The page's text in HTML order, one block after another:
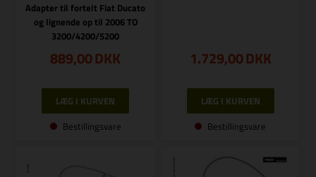
Adapter til fortelt Fiat Ducato
og lignende op til 2006 TO
3200/4200/5200
889,00DKK
Bestillingsvare
1.729,00DKK
Bestillingsvare